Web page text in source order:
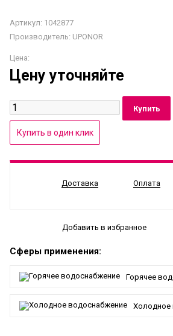
Артикул: 1042877
Производитель: UPONOR
Цена:
Цену уточняйте
Доставка Оплата
Добавить в избранное
Сферы применения:
Горячее
Холодное